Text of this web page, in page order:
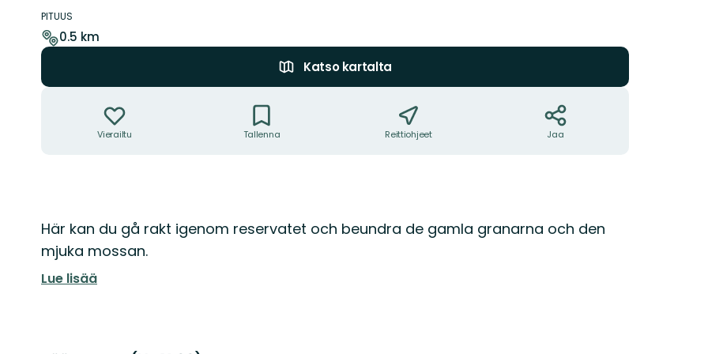
yksityiskohdat
PITUUS
0.5 km
Katso kartalta
Vierailtu Tallenna Reittiohjeet Jaa
Kuvaus
Här kan du gå rakt igenom reservatet och beundra de gamla granarna och den
mjuka mossan.
Lue lisää